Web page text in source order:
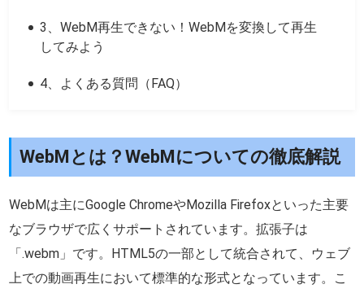
3、WebM再生できない！WebMを変換して再生
してみよう
4、よくある質問（FAQ）
WebMとは？WebMについての徹底解説
WebMは主にGoogle ChromeやMozilla Firefoxといった主要
なブラウザで広くサポートされています。拡張子は
「.webm」です。HTML5の一部として統合されて、ウェブ
上での動画再生において標準的な形式となっています。こ